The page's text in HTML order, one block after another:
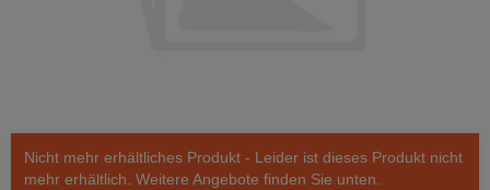
Nicht mehr erhältliches Produkt - Leider ist dieses Produkt nicht
mehr erhältlich. Weitere Angebote finden Sie unten.